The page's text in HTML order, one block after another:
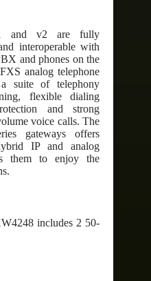
and v2 are fully
interoperable with
and phones on the
analog telephone
suite of telephony
flexible dialing
and strong
voice calls. The
gateways offers
IP and analog
them to enjoy the
includes 2 50-